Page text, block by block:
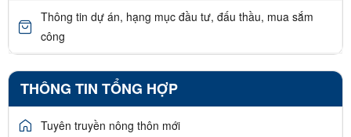
Thông tin dự án, hạng mục đầu tư, đấu thầu, mua sắm
công
THÔNG TIN TỔNG HỢP
Tuyên truyền nông thôn mới